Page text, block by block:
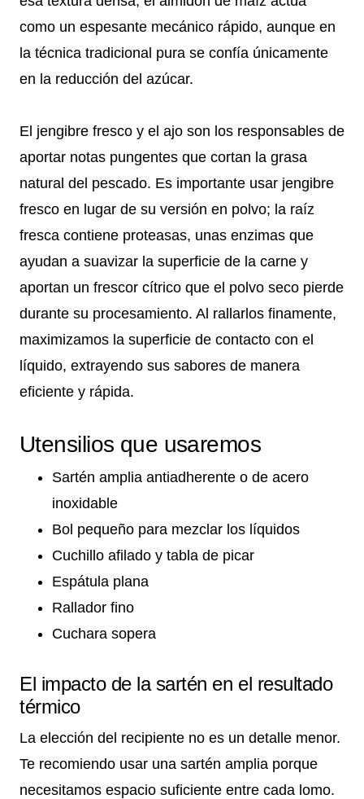
como un espesante mecánico rápido, aunque en
la técnica tradicional pura se confía únicamente
en la reducción del azúcar.
El jengibre fresco y el ajo son los responsables de
aportar notas pungentes que cortan la grasa
natural del pescado. Es importante usar jengibre
fresco en lugar de su versión en polvo; la raíz
fresca contiene proteasas, unas enzimas que
ayudan a suavizar la superficie de la carne y
aportan un frescor cítrico que el polvo seco pierde
durante su procesamiento. Al rallarlos finamente,
maximizamos la superficie de contacto con el
líquido, extrayendo sus sabores de manera
eficiente y rápida.
Utensilios que usaremos
Sartén amplia antiadherente o de acero
inoxidable
Bol pequeño para mezclar los líquidos
Cuchillo afilado y tabla de picar
Espátula plana
Rallador fino
Cuchara sopera
El impacto de la sartén en el resultado
térmico
La elección del recipiente no es un detalle menor.
Te recomiendo usar una sartén amplia porque
necesitamos espacio suficiente entre cada lomo.